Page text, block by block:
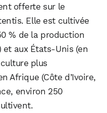
offerte sur le
Elle est cultivée
% de la production
aux États-Unis (en
plus
Afrique (Côte d’Ivoire,
environ 250